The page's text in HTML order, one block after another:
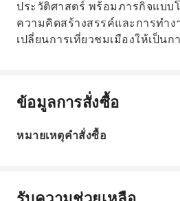
ประวัติศาสตร์ พร้อมภารกิจแบบ
ความคิดสร้างสรรค์และการทำ
เปลี่ยนการเที่ยวชมเมืองให้เป็น
ข้อมูลการสั่งซื้อ
หมายเหตุคำสั่งซื้อ